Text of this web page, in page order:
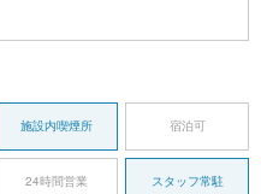
施設内喫煙所 宿泊可
24時間営業 スタッフ常駐